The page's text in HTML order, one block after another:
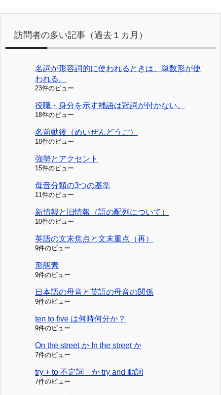
訪問者の多い記事（過去１カ月）
名詞が形容詞的に使われるときは、単数形が使
われる。
23件のビュー
役職・身分を示す補語は冠詞が付かない。
18件のビュー
名前動後（めいぜんどうご）
18件のビュー
強勢とアクセント
15件のビュー
母音分類の3つの基準
11件のビュー
新情報と旧情報（語の配列について）
10件のビュー
英語の文末焦点と文末重点（再）
9件のビュー
形態素
9件のビュー
日本語の母音と英語の母音の関係
9件のビュー
ten to five は何時何分か？
9件のビュー
On the street か In the street か
7件のビュー
try + to 不定詞 か try and 動詞
7件のビュー